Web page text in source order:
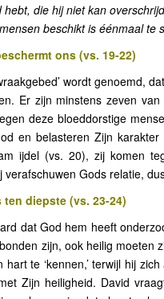
hebt, die hij niet kan
beschikt is éénmaal te
ons (vs. 19-22)
wordt genoemd,
Er zijn minstens zeven
deze bloeddorstige
en belasteren Zijn
ijdel (vs. 20), zij komen
Gods relatie,
diepste (vs. 23-24)
dat God hem heeft
zijn, ook heilig moeten
hart te ‘kennen,’ terwijl hij
Zijn heiligheid. David